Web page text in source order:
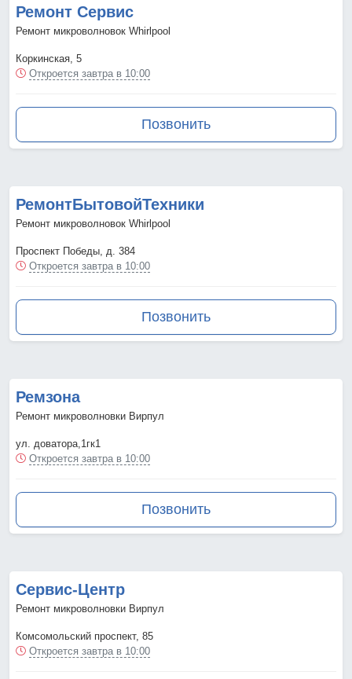
Ремонт Сервис
Ремонт микроволновок Whirlpool
Коркинская, 5
Откроется завтра в 10:00
Позвонить
РемонтБытовойТехники
Ремонт микроволновок Whirlpool
Проспект Победы, д. 384
Откроется завтра в 10:00
Позвонить
Ремзона
Ремонт микроволновки Вирпул
ул. доватора,1гк1
Откроется завтра в 10:00
Позвонить
Сервис-Центр
Ремонт микроволновки Вирпул
Комсомольский проспект, 85
Откроется завтра в 10:00